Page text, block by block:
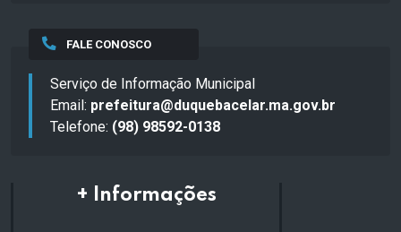
FALE CONOSCO
Serviço de Informação Municipal
Email: prefeitura@duquebacelar.ma.gov.br
Telefone: (98) 98592-0138
+ Informações